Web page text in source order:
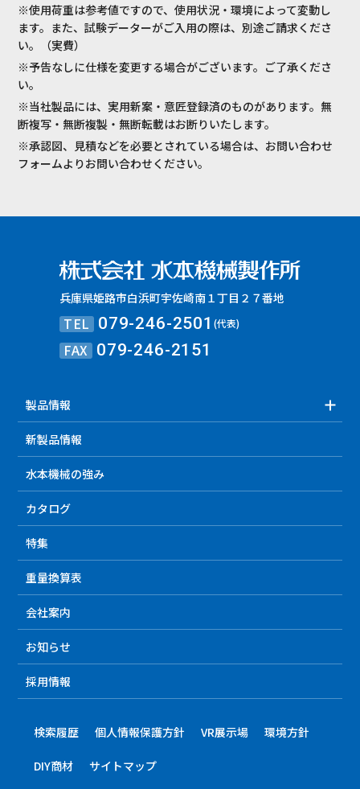
※使用荷重は参考値ですので、使用状況・環境によって変動し
ます。また、試験データーがご入用の際は、別途ご請求くださ
い。（実費）
※予告なしに仕様を変更する場合がございます。ご了承くださ
い。
※当社製品には、実用新案・意匠登録済のものがあります。無
断複写・無断複製・無断転載はお断りいたします。
※承認図、見積などを必要とされている場合は、お問い合わせ
フォームよりお問い合わせください。
兵庫県姫路市白浜町宇佐崎南１丁目２７番地
TEL 079-246-2501(代表)
FAX 079-246-2151
製品情報
新製品情報
水本機械の強み
カタログ
特集
重量換算表
会社案内
お知らせ
採用情報
検索履歴 個人情報保護方針 VR展示場 環境方針
DIY商材 サイトマップ